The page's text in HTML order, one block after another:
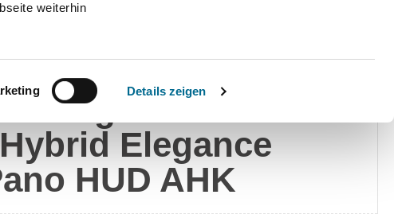
weiterhin
Details zeigen
Touareg 3.0 TSI
Elegance
HUD AHK